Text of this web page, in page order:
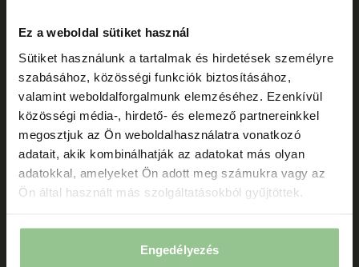
Ez a weboldal sütiket használ
Sütiket használunk a tartalmak és hirdetések személyre
szabásához, közösségi funkciók biztosításához,
valamint weboldalforgalmunk elemzéséhez. Ezenkívül
közösségi média-, hirdető- és elemező partnereinkkel
megosztjuk az Ön weboldalhasználatra vonatkozó
adatait, akik kombinálhatják az adatokat más olyan
adatokkal, amelyeket Ön adott meg számukra vagy az
Ön által használt más szolgáltatásokból gyűjtöttek.
Engedélyezés